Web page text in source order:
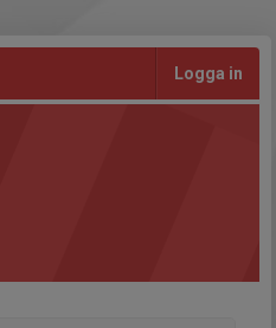
Logga in